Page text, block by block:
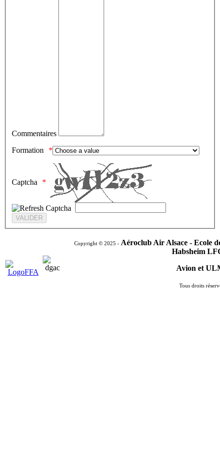
Commentaires
Formation
Captcha
Copyright © 2025 - Aéroclub Air Alsace - Ecole
Habsheim
Avion et
Tous droits